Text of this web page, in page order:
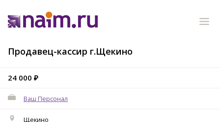
Продавец-кассир г.Щекино
24 000 ₽
Ваш Персонал
Щекино